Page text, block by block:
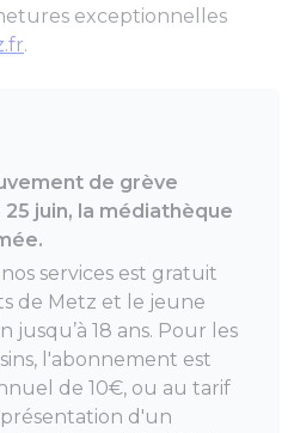
exceptionnelles
.
de grève
juin, la médiathèque
services est gratuit
de Metz et le jeune
jusqu’à 18 ans. Pour les
l'abonnement est
de 10€, ou au tarif
d'un